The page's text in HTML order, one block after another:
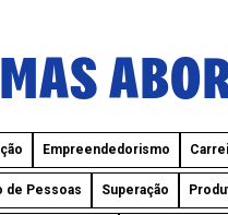
Empreendedorismo
de Pessoas Superação